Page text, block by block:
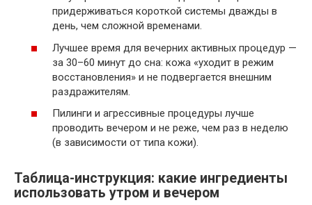
придерживаться короткой системы дважды в
день, чем сложной временами.
Лучшее время для вечерних активных процедур —
за 30–60 минут до сна: кожа «уходит в режим
восстановления» и не подвергается внешним
раздражителям.
Пилинги и агрессивные процедуры лучше
проводить вечером и не реже, чем раз в неделю
(в зависимости от типа кожи).
Таблица-инструкция: какие ингредиенты
использовать утром и вечером